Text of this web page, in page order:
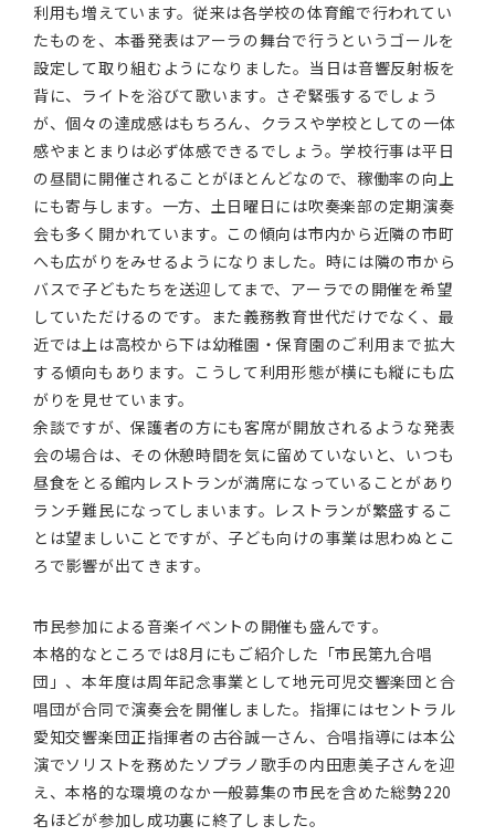
利用も増えています。従来は各学校の体育館で行われてい
たものを、本番発表はアーラの舞台で行うというゴールを
設定して取り組むようになりました。当日は音響反射板を
背に、ライトを浴びて歌います。さぞ緊張するでしょう
が、個々の達成感はもちろん、クラスや学校としての一体
感やまとまりは必ず体感できるでしょう。学校行事は平日
の昼間に開催されることがほとんどなので、稼働率の向上
にも寄与します。一方、土日曜日には吹奏楽部の定期演奏
会も多く開かれています。この傾向は市内から近隣の市町
へも広がりをみせるようになりました。時には隣の市から
バスで子どもたちを送迎してまで、アーラでの開催を希望
していただけるのです。また義務教育世代だけでなく、最
近では上は高校から下は幼稚園・保育園のご利用まで拡大
する傾向もあります。こうして利用形態が横にも縦にも広
がりを見せています。
余談ですが、保護者の方にも客席が開放されるような発表
会の場合は、その休憩時間を気に留めていないと、いつも
昼食をとる館内レストランが満席になっていることがあり
ランチ難民になってしまいます。レストランが繁盛するこ
とは望ましいことですが、子ども向けの事業は思わぬとこ
ろで影響が出てきます。
市民参加による音楽イベントの開催も盛んです。
本格的なところでは8月にもご紹介した「市民第九合唱
団」、本年度は周年記念事業として地元可児交響楽団と合
唱団が合同で演奏会を開催しました。指揮にはセントラル
愛知交響楽団正指揮者の古谷誠一さん、合唱指導には本公
演でソリストを務めたソプラノ歌手の内田恵美子さんを迎
え、本格的な環境のなか一般募集の市民を含めた総勢220
名ほどが参加し成功裏に終了しました。